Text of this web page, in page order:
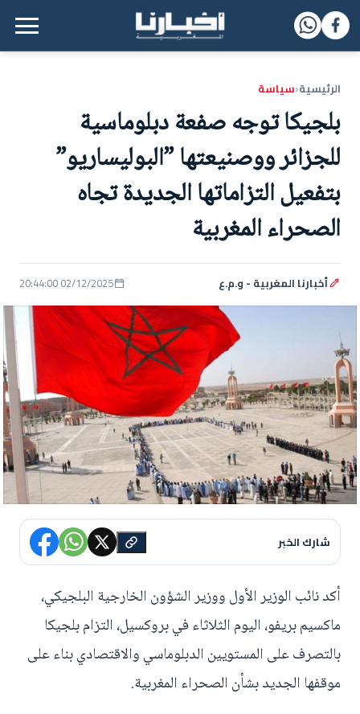
القائمة الرئيسية
الرئيسية‹سياسة
بلجيكا توجه صفعة دبلوماسية
للجزائر ووصنيعتها ”البوليساريو”
بتفعيل التزاماتها الجديدة تجاه
الصحراء المغربية
أخبارنا المغربية - و.م.ع 02/12/2025 20:44:00
شارك الخبر
أكد نائب الوزير الأول ووزير الشؤون الخارجية البلجيكي،
ماكسيم بريفو، اليوم الثلاثاء في بروكسيل، التزام بلجيكا
بالتصرف على المستويين الدبلوماسي والاقتصادي بناء على
موقفها الجديد بشأن الصحراء المغربية.